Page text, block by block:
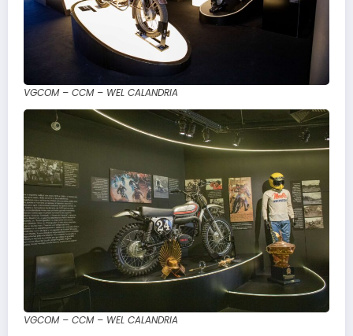
VGCOM – CCM – WEL CALANDRIA
VGCOM – CCM – WEL CALANDRIA